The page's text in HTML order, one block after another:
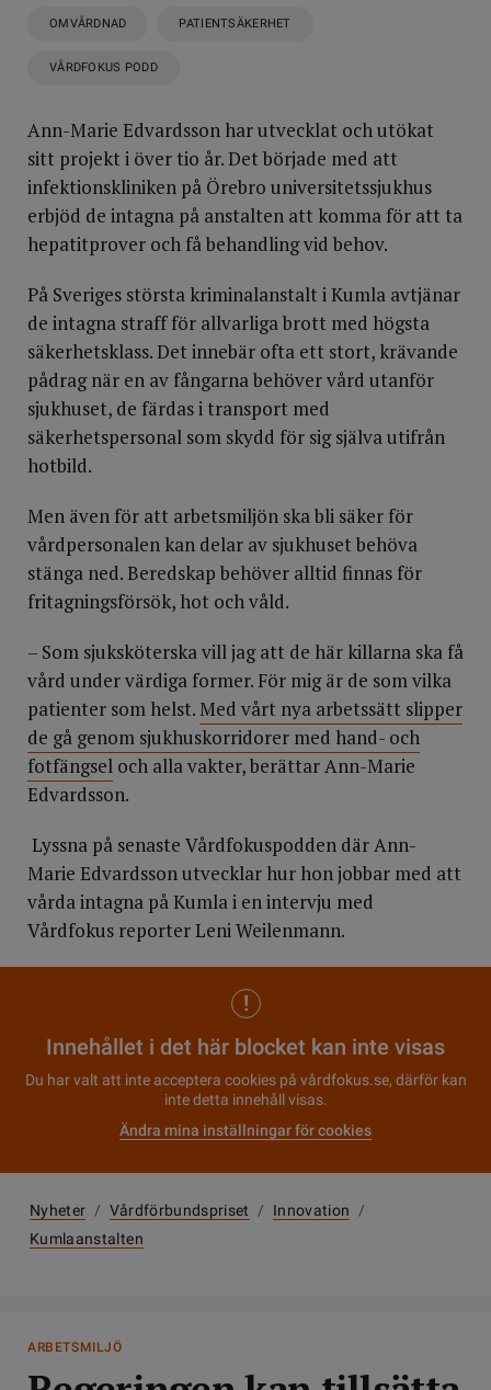
OMVÅRDNAD PATIENTSÄKERHET
VÅRDFOKUS PODD
Ann-Marie Edvardsson har utvecklat och utökat
sitt projekt i över tio år. Det började med att
infektionskliniken på Örebro universitetssjukhus
erbjöd de intagna på anstalten att komma för att ta
hepatitprover och få behandling vid behov.
På Sveriges största kriminalanstalt i Kumla avtjänar
de intagna straff för allvarliga brott med högsta
säkerhetsklass. Det innebär ofta ett stort, krävande
pådrag när en av fångarna behöver vård utanför
sjukhuset, de färdas i transport med
säkerhetspersonal som skydd för sig själva utifrån
hotbild.
Men även för att arbetsmiljön ska bli säker för
vårdpersonalen kan delar av sjukhuset behöva
stänga ned. Beredskap behöver alltid finnas för
fritagningsförsök, hot och våld.
– Som sjuksköterska vill jag att de här killarna ska få
vård under värdiga former. För mig är de som vilka
patienter som helst. Med vårt nya arbetssätt slipper
de gå genom sjukhuskorridorer med hand- och
fotfängsel och alla vakter, berättar Ann-Marie
Edvardsson.
Lyssna på senaste Vårdfokuspodden där Ann-
Marie Edvardsson utvecklar hur hon jobbar med att
vårda intagna på Kumla i en intervju med
Vårdfokus reporter Leni Weilenmann.
Innehållet i det här blocket kan inte visas
Du har valt att inte acceptera cookies på vårdfokus.se, därför kan
inte detta innehåll visas.
Ändra mina inställningar för cookies
Nyheter / Vårdförbundspriset / Innovation
/
Kumlaanstalten
ARBETSMILJÖ